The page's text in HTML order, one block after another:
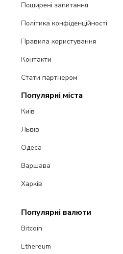
Поширені запитання
Політика конфіденційності
Правила користування
Контакти
Стати партнером
Популярні міста
Київ
Львів
Одеса
Варшава
Харків
Популярні валюти
Bitcoin
Ethereum